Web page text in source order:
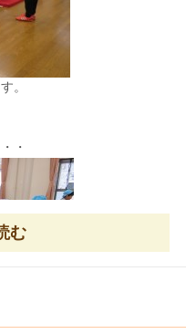
すね！
達が
を捧げまし
。
・
む